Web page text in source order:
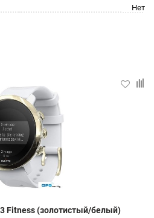
Нет
Fitness (золотистый/белый)